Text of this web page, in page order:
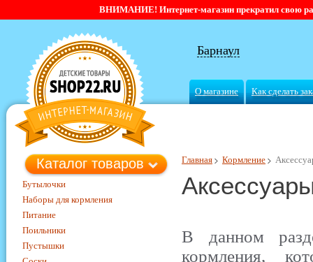
ВНИМАНИЕ! Интернет-магазин прекратил свою
Барнаул
О магазине Как сделать
Главная Кормление
В данном
кормления,
Каталог товаров
Бутылочки
Наборы для кормления
Питание
Поильники
Пустышки